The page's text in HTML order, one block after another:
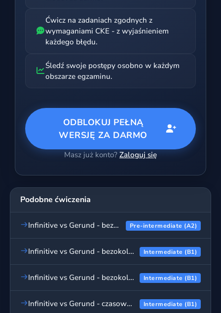
Ćwicz na zadaniach zgodnych z
wymaganiami CKE - z wyjaśnieniem
każdego błędu.
Śledź swoje postępy osobno w każdym
obszarze egzaminu.
ODBLOKUJ PEŁNĄ
WERSJĘ ZA DARMO
Masz już konto?Zaloguj się
Podobne ćwiczenia
Infinitive vs Gerund - bezokolicznik czy forma -ing? Ćwiczenia, cz. 1 Pre-intermediate (A2)
Infinitive vs Gerund - bezokolicznik czy forma -ing? Ćwiczenia, cz. 3 Intermediate (B1)
Infinitive vs Gerund - bezokolicznik czy forma -ing? Ćwiczenia, cz. 2 Intermediate (B1)
Infinitive vs Gerund - czasowniki ze zmianą znaczenia Intermediate (B1)